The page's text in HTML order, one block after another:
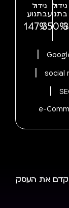
גידול
בתנוע
350%
גידול
בתנוע
147%
social
e-
את העסק